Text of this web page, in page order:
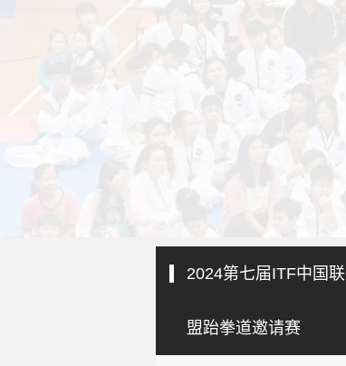
2024第七届ITF中国联
盟跆拳道邀请赛